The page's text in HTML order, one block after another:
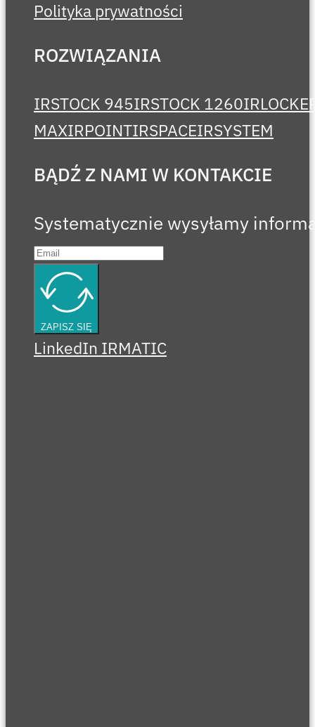
Polityka prywatności
ROZWIĄZANIA
IRSTOCK 945IRSTOCK 1260
MAXIRPOINTIRSPACEIRSYSTEM
BĄDŹ Z NAMI W KONTAKCIE
Systematycznie wysyłamy
ZAPISZ SIĘ
LinkedIn IRMATIC